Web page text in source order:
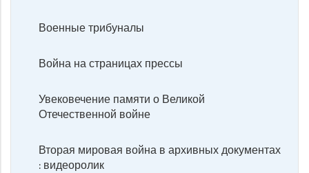
Военные трибуналы
Война на страницах прессы
Увековечение памяти о Великой
Отечественной войне
Вторая мировая война в архивных документах
: видеоролик